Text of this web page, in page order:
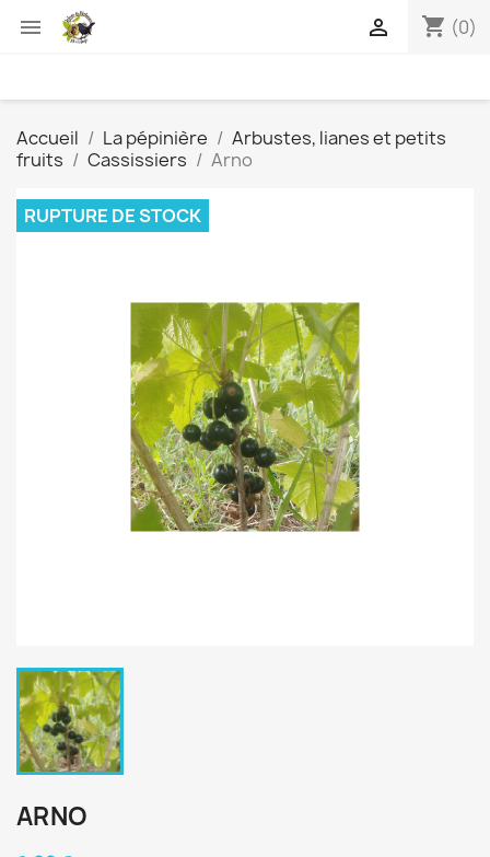
 shopping_cart (0)

Accueil La pépinière
Arbustes, lianes et petits
fruits
Cassissiers Arno
RUPTURE DE STOCK
ARNO